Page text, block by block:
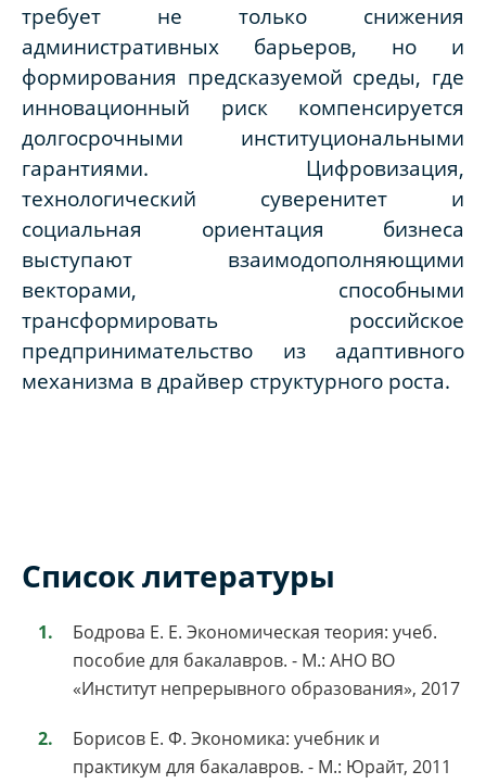
требует не только снижения
административных барьеров, но и
формирования предсказуемой среды, где
инновационный риск компенсируется
долгосрочными институциональными
гарантиями. Цифровизация,
технологический суверенитет и
социальная ориентация бизнеса
выступают взаимодополняющими
векторами, способными
трансформировать российское
предпринимательство из адаптивного
механизма в драйвер структурного роста.
Список литературы
Бодрова Е. Е. Экономическая теория: учеб.
пособие для бакалавров. - М.: АНО ВО
«Институт непрерывного образования», 2017
Борисов Е. Ф. Экономика: учебник и
практикум для бакалавров. - М.: Юрайт, 2011